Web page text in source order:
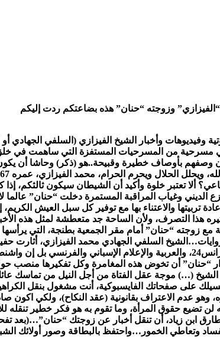
وزوجته “حنان” هذه بضاعتكم ردت إليكم
وفيديوهات وأخبار الشيخ الفيزازي (السلفي
مسرحية من المسرحيات المستفزة التي ساهمت في خلق
وصفهم بأوصاف خطيرة وقبيحة..هو (ذكر) وحاشا أن
ألا تعتبر خلوة وأكيد أن الشيطان سيكون ثالثكم،
الديني وغياب المراقبة المستمرة دخلت “حنان”
تربيتها والاعتناء بها مع توفير كل سبل العيش
هذا التصرف، ولأن الساحة جد متعطشة لمثل هذه
مع زوجته “حنان” أمام مقر الجمعية بطنجة، التي
السلفي الجهادي محمد الفيزازي، أثارت
الإعلام الجارة الجزائر وفرانس24، والعربية والإعلام
“حنان” أن تخوض هذه المغامرة وكل تفكيرها منصب
(…) موجة عقل الفتاة من أجل النيل من تماسك
على صفحاتك الفايسبوكية، أنت مشغول بنقل
وهو عدم الاعتراف بقانونية (عقد النكاح)، ولكي
لن تضيع حقوق المرأة، وما تقوم به هو فكر خطير
ابن زياد، أن تنقل أخبار عن زوجتك “حنان”…(بعد
وتعاطي الخمور…واحتفظ بالبطاقة وصور أولائك